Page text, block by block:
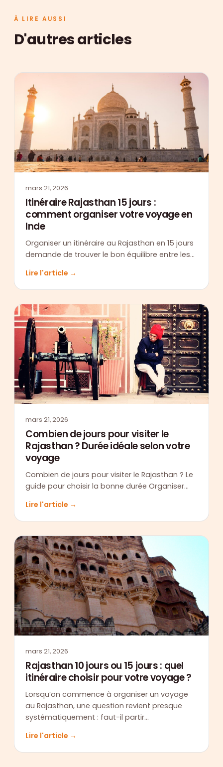
À LIRE AUSSI
D'autres articles
mars 21, 2026
Itinéraire Rajasthan 15 jours :
comment organiser votre voyage en
Inde
Organiser un itinéraire au Rajasthan en 15 jours
demande de trouver le bon équilibre entre les…
Lire l'article →
mars 21, 2026
Combien de jours pour visiter le
Rajasthan ? Durée idéale selon votre
voyage
Combien de jours pour visiter le Rajasthan ? Le
guide pour choisir la bonne durée Organiser…
Lire l'article →
mars 21, 2026
Rajasthan 10 jours ou 15 jours : quel
itinéraire choisir pour votre voyage ?
Lorsqu’on commence à organiser un voyage
au Rajasthan, une question revient presque
systématiquement : faut-il partir…
Lire l'article →